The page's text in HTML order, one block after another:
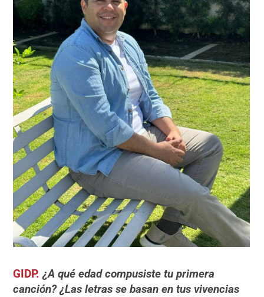
GIDP. ¿A qué edad compusiste tu primera
canción?¿Las letras se basan en tus vivencias